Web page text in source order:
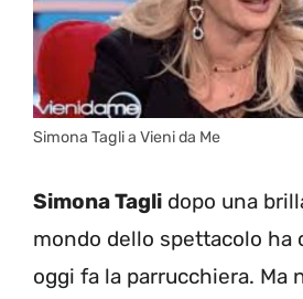
Simona Tagli a Vieni da Me
Simona Tagli dopo una
mondo dello spettacolo ha
oggi fa la parrucchiera. Ma